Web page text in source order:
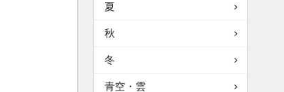
夏
秋
冬
青空・雲